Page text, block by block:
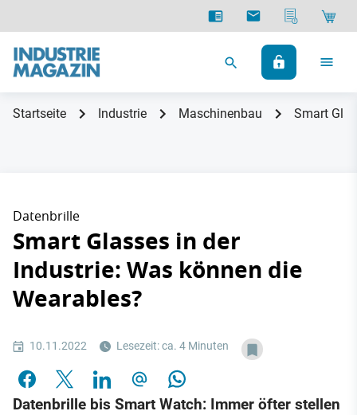
Startseite Industrie Maschinenbau Smart
Datenbrille
Smart Glasses in der
Industrie: Was können die
Wearables?
10.11.2022 Lesezeit: ca. 4 Minuten
Datenbrille bis Smart Watch: Immer öfter stellen